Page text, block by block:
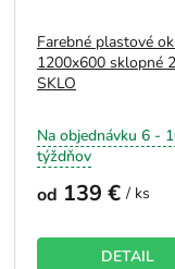
Farebné plastové
1200x600 sklopné
SKLO
Na objednávku 6 -
týždňov
od 139 € / ks
DETAIL